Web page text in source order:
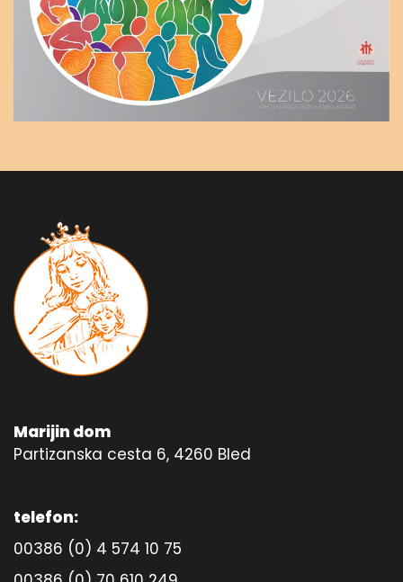
Marijin dom
Partizanska cesta 6, 4260 Bled
telefon:
00386 (0) 4 574 10 75